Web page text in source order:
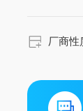
厂商性